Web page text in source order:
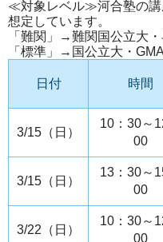
≪対象レベル≫河合塾の講
想定しています。
「難関」→難関国公立大
「標準」→国公立大・
日付 時間
3/15（日）
10：30～
00
3/15（日）
13：30～
00
3/22（日）
10：30～
00